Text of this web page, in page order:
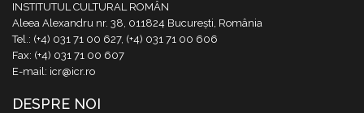
INSTITUTUL CULTURAL ROMÂN
Aleea Alexandru nr. 38, 011824 București, România
Tel.: (+4) 031 71 00 627, (+4) 031 71 00 606
Fax: (+4) 031 71 00 607
E-mail: icr@icr.ro
DESPRE NOI